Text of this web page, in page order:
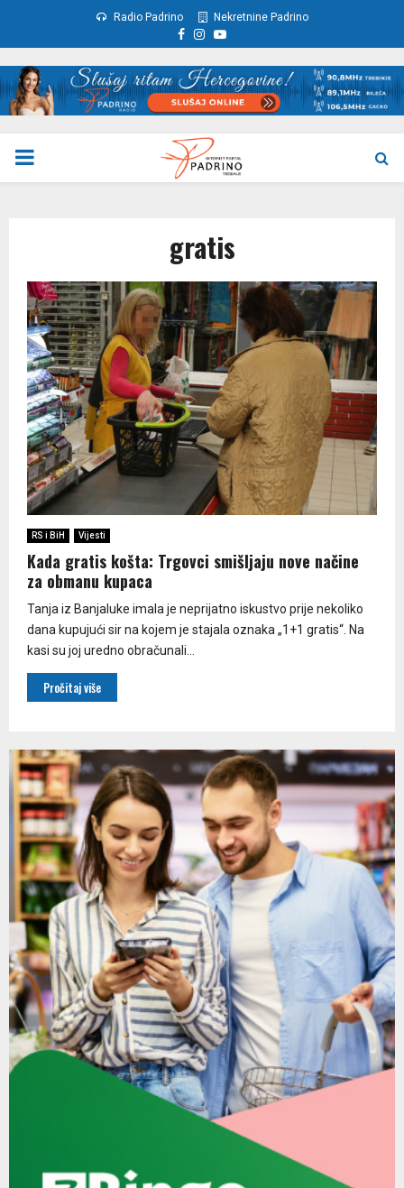
Radio Padrino Nekretnine Padrino
Facebook
Instagram
Youtube
PRIMARY
gratis
RS i BiH Vijesti
Kada gratis košta: Trgovci smišljaju nove načine
za obmanu kupaca
Tanja iz Banjaluke imala je neprijatno iskustvo prije nekoliko
dana kupujući sir na kojem je stajala oznaka „1+1 gratis“. Na
kasi su joj uredno obračunali...
Pročitaj više